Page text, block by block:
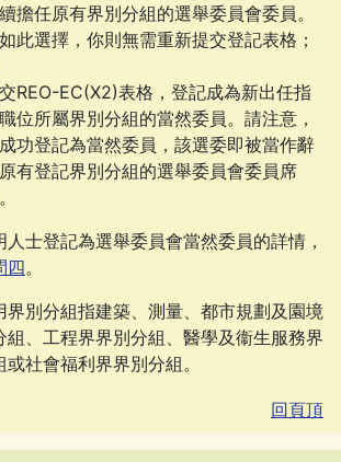
擔任原有界別分組的選舉委員會委員。
此選擇，你則無需重新提交登記表格；
REO-EC(X2)表格，登記成為新出任指
位所屬界別分組的當然委員。請注意，
功登記為當然委員，該選委即被當作辭
有登記界別分組的選舉委員會委員席
人士登記為選舉委員會當然委員的詳情，
四。
界別分組指建築、測量、都市規劃及園境
組、工程界界別分組、醫學及衞生服務界
社會福利界界別分組。
回頁頂